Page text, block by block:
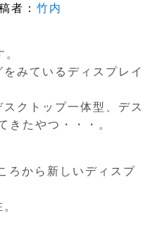
者： 竹内
みているディスプレイ
クトップ一体型、デス
きたやつ・・・。
ろから新しいディスプ